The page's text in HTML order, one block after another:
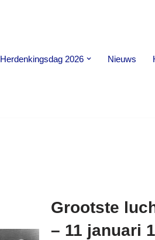
Herdenkingsdag 2026 Nieuws
Grootste
– 11 januari